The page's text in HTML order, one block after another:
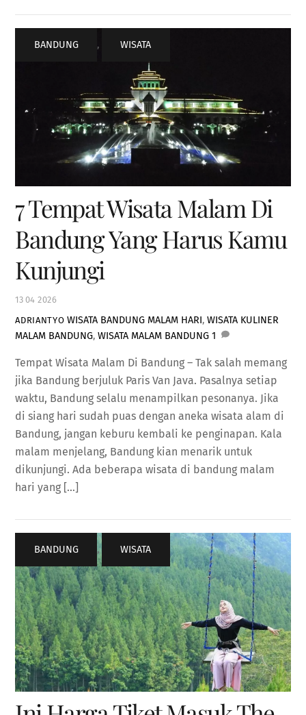
13 04 2026
7 Tempat Wisata Malam Di
Bandung Yang Harus Kamu
Kunjungi
ADRIANTYO
BANDUNG , WISATA
WISATA BANDUNG MALAM HARI,WISATA KULINER
MALAM BANDUNG,WISATA MALAM BANDUNG 1
Tempat Wisata Malam Di Bandung – Tak salah memang
jika Bandung berjuluk Paris Van Java. Pasalnya setiap
waktu, Bandung selalu menampilkan pesonanya. Jika
di siang hari sudah puas dengan aneka wisata alam di
Bandung, jangan keburu kembali ke penginapan. Kala
malam menjelang, Bandung kian menarik untuk
dikunjungi. Ada beberapa wisata di bandung malam
hari yang […]
BANDUNG , WISATA